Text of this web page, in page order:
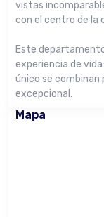
vistas
con el centro de la
Este
experiencia de
único se combinan
excepcional.
Mapa